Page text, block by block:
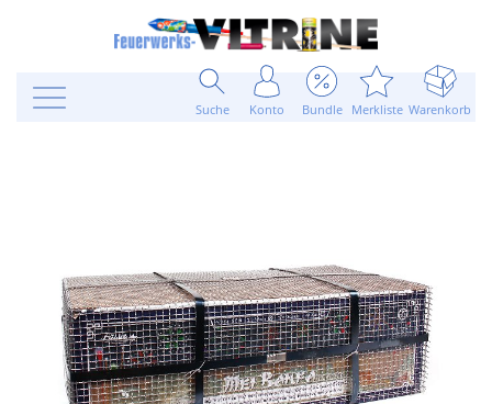
Suche Konto Bundle Merkliste Warenkorb